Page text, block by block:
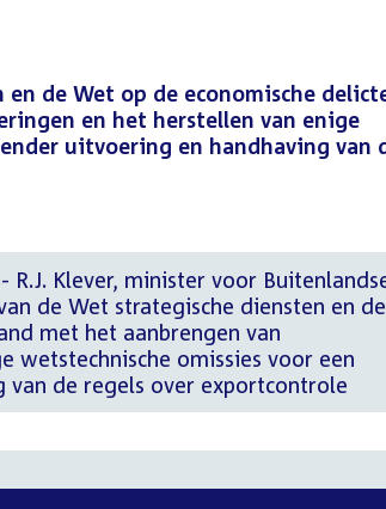
de Wet op de economische
en het herstellen van enige
uitvoering en handhaving van
R.J. Klever, minister voor
de Wet strategische diensten en de
met het aanbrengen van
wetstechnische omissies voor een
de regels over exportcontrole